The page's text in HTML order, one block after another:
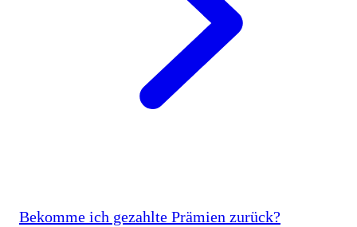
Bekomme ich gezahlte Prämien zurück?